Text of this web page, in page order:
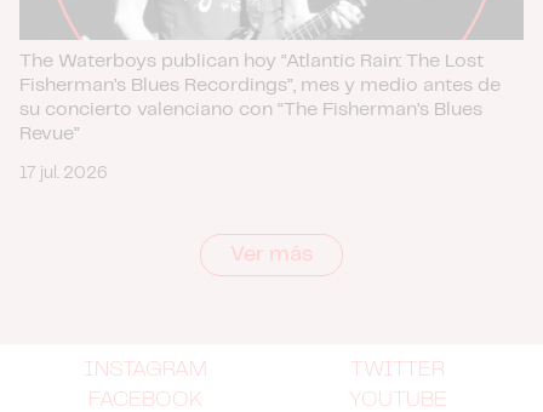
The Waterboys publican hoy “Atlantic Rain: The Lost
Fisherman’s Blues Recordings”, mes y medio antes de
su concierto valenciano con “The Fisherman’s Blues
Revue”
17 jul. 2026
Ver más
INSTAGRAM
TWITTER
FACEBOOK
YOUTUBE